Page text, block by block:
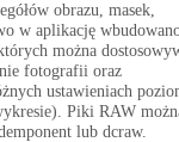
obrazu, masek,
w aplikację
można
fotografii oraz
ustawieniach
Piki RAW
lub dcraw.